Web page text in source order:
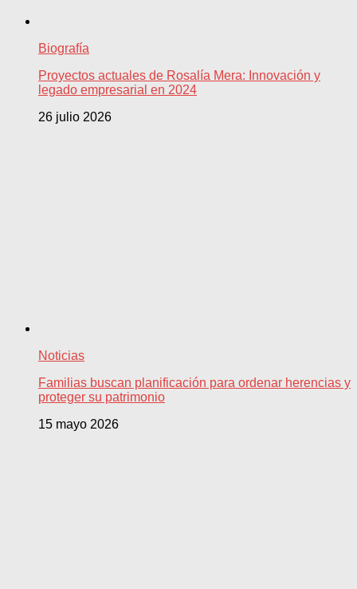
Biografía
Proyectos actuales de Rosalía Mera: Innovación y
legado empresarial en 2024
26 julio 2026
Noticias
Familias buscan planificación para ordenar herencias y
proteger su patrimonio
15 mayo 2026